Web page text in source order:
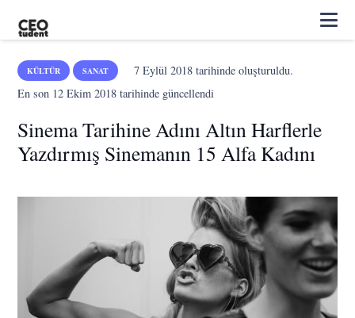
KÜLTÜR SANAT 7 Eylül 2018tarihinde oluşturuldu.
En son 12 Ekim 2018 tarihinde güncellendi
Sinema Tarihine Adını Altın Harflerle
Yazdırmış Sinemanın 15 Alfa Kadını